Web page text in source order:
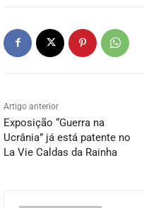
Artigo anterior
Exposição “Guerra na
Ucrânia” já está patente no
La Vie Caldas da Rainha